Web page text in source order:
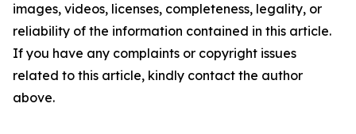
images, videos, licenses, completeness, legality, or
reliability of the information contained in this article.
If you have any complaints or copyright issues
related to this article, kindly contact the author
above.